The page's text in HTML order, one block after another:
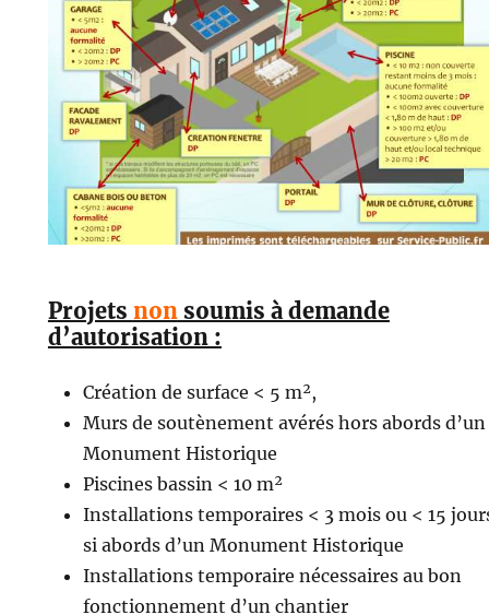
Projets nonsoumis à demande
d’autorisation :
Création de surface < 5 m²,
Murs de soutènement avérés hors abords d’un
Monument Historique
Piscines bassin < 10 m²
Installations temporaires < 3 mois ou < 15
si abords d’un Monument Historique
Installations temporaire nécessaires au bon
fonctionnement d’un chantier